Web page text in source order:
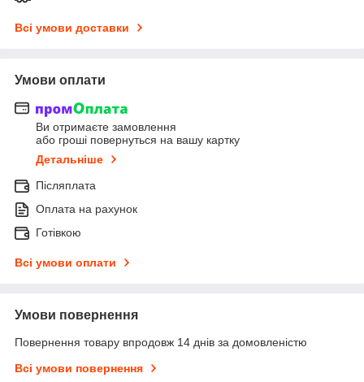
Всі умови доставки
Умови оплати
Ви отримаєте замовлення
або гроші повернуться на вашу картку
Детальніше
Післяплата
Оплата на рахунок
Готівкою
Всі умови оплати
Умови повернення
Повернення товару впродовж 14 днів за домовленістю
Всі умови повернення